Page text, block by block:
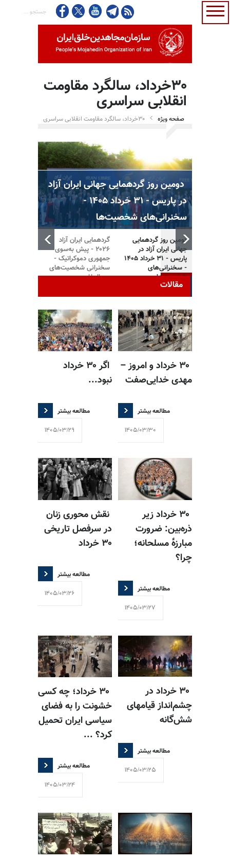
۳۰خرداد، سالگرد مقاومت
انقلابی سراسری
صفحه ویژه ۳۰خرداد، سالگرد مقاومت انقلابی سراسری
دومین روز گردهمایی جهانی ایران آزاد
در پاریس - ۳۱ خرداد ۱۴۰۵ -
سخنرانی‌های شخصیت‌ها
دومین روز گردهمایی
جهانی ایران آزاد در
پاریس - ۳۱ خرداد ۱۴۰۵
- سخنرانی‌های
شخصیت‌ها
گردهمایی ایران آزاد
۲۰۲۶ - پیش به‌سوی
جمهوری دموکراتیک -
سخنرانی شخصیت‌های
بین‌المللی
مقالات
۳۰ خرداد و امروز –
مهدی خدایی‌صفت
مطالعه بیشتر
1405/03/30
اگر ۳۰ خرداد
نبود...
مطالعه بیشتر
1405/03/29
۳۰ خرداد زیر
ذره‌بین: ضرورت
مبارزه‌ٔ مسلحانه؛
چرا؟
مطالعه بیشتر
1405/03/27
نقش محوری زنان
در سرفصل تاریخی
۳۰ خرداد
مطالعه بیشتر
1405/03/26
۳۰ خرداد در
چشم‌انداز قیامهای
شش‌گانه
مطالعه بیشتر
1405/03/25
۳۰ خرداد؛ چه کسی
خشونت را به فضای
سیاسی ایران تحمیل
کرد؟ ...
مطالعه بیشتر
1405/03/24